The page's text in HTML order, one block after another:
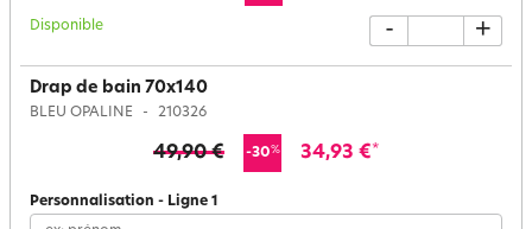
Disponible - +
Drap de bain 70x140
BLEU OPALINE 210326
49,90 € -30% 34,93 €*
Personnalisation - Ligne 1